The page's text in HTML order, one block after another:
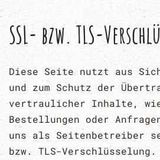
SSL- bzw. TLS-
Diese Seite nutzt aus
und zum Schutz der
vertraulicher Inhalte,
Bestellungen oder
uns als Seitenbetreiber
bzw. TLS-